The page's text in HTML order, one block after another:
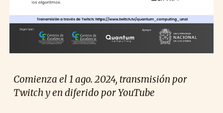
Comienza el 1 ago. 2024, transmisión por
Twitch y en diferido por YouTube